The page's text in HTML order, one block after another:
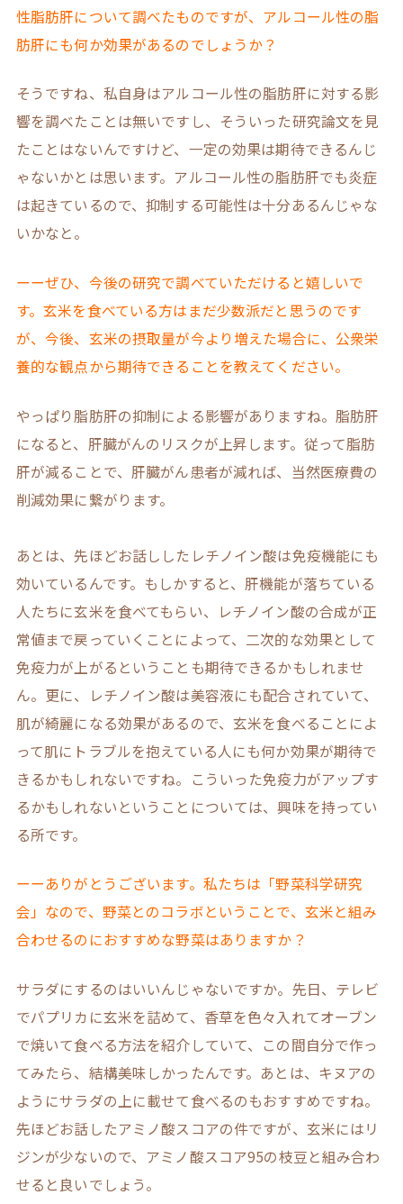
性脂肪肝について調べたものですが、アルコール性の脂
肪肝にも何か効果があるのでしょうか？
そうですね、私自身はアルコール性の脂肪肝に対する影
響を調べたことは無いですし、そういった研究論文を見
たことはないんですけど、一定の効果は期待できるんじ
ゃないかとは思います。アルコール性の脂肪肝でも炎症
は起きているので、抑制する可能性は十分あるんじゃな
いかなと。
ーーぜひ、今後の研究で調べていただけると嬉しいで
す。玄米を食べている方はまだ少数派だと思うのです
が、今後、玄米の摂取量が今より増えた場合に、公衆栄
養的な観点から期待できることを教えてください。
やっぱり脂肪肝の抑制による影響がありますね。脂肪肝
になると、肝臓がんのリスクが上昇します。従って脂肪
肝が減ることで、肝臓がん患者が減れば、当然医療費の
削減効果に繋がります。
あとは、先ほどお話ししたレチノイン酸は免疫機能にも
効いているんです。もしかすると、肝機能が落ちている
人たちに玄米を食べてもらい、レチノイン酸の合成が正
常値まで戻っていくことによって、二次的な効果として
免疫力が上がるということも期待できるかもしれませ
ん。更に、レチノイン酸は美容液にも配合されていて、
肌が綺麗になる効果があるので、玄米を食べることによ
って肌にトラブルを抱えている人にも何か効果が期待で
きるかもしれないですね。こういった免疫力がアップす
るかもしれないということについては、興味を持ってい
る所です。
ーーありがとうございます。私たちは「野菜科学研究
会」なので、野菜とのコラボということで、玄米と組み
合わせるのにおすすめな野菜はありますか？
サラダにするのはいいんじゃないですか。先日、テレビ
でパプリカに玄米を詰めて、香草を色々入れてオーブン
で焼いて食べる方法を紹介していて、この間自分で作っ
てみたら、結構美味しかったんです。あとは、キヌアの
ようにサラダの上に載せて食べるのもおすすめですね。
先ほどお話したアミノ酸スコアの件ですが、玄米にはリ
ジンが少ないので、アミノ酸スコア95の枝豆と組み合わ
せると良いでしょう。